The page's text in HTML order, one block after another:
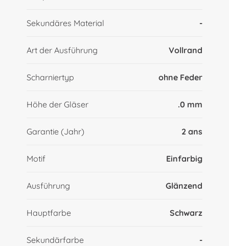
Sekundäres Material -
Art der Ausführung Vollrand
Scharniertyp ohne Feder
Höhe der Gläser .0 mm
Garantie (Jahr) 2 ans
Motif Einfarbig
Ausführung Glänzend
Hauptfarbe Schwarz
Sekundärfarbe -